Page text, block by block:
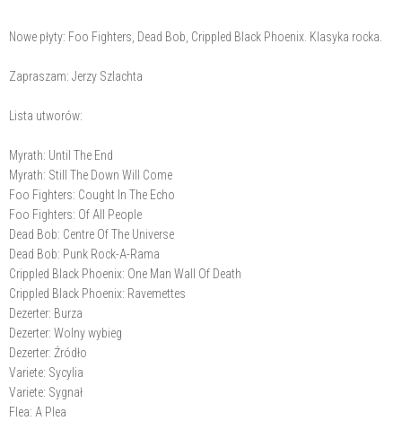
Nowe płyty: Foo Fighters, Dead Bob, Crippled Black Phoenix. Klasyka rocka.
Zapraszam: Jerzy Szlachta
Lista utworów:
Myrath: Until The End
Myrath: Still The Down Will Come
Foo Fighters: Cought In The Echo
Foo Fighters: Of All People
Dead Bob: Centre Of The Universe
Dead Bob: Punk Rock-A-Rama
Crippled Black Phoenix: One Man Wall Of Death
Crippled Black Phoenix: Ravemettes
Dezerter: Burza
Dezerter: Wolny wybieg
Dezerter: Źródło
Variete: Sycylia
Variete: Sygnał
Flea: A Plea